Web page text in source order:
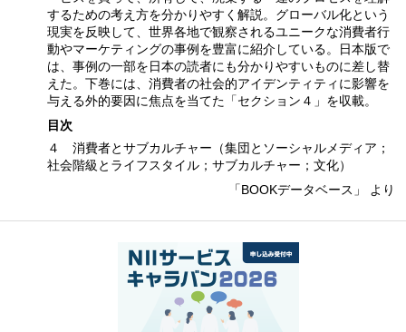
するための考え方を分かりやすく解説。グローバル化という
現実を反映して、世界各地で観察されるユニークな消費者行
動やマーケティングの事例を豊富に紹介している。日本版で
は、事例の一部を日本の読者にも分かりやすいものに差し替
えた。下巻には、消費者の社会的アイデンティティに影響を
与える外的要因に焦点を当てた「セクション４」を収載。
目次
４ 消費者とサブカルチャー（集団とソーシャルメディア；
社会階級とライフスタイル；サブカルチャー；文化）
「BOOKデータベース」 より